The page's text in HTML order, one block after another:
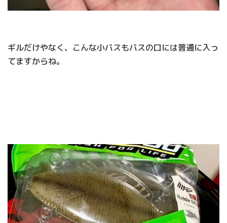
ギルだけやなく、こんな小バスもバスの口には普通に入っ
てますからね。